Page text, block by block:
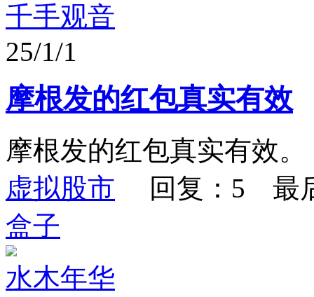
千手观音
25/1/1
摩根发的红包真实有效
摩根发的红包真实有效。
虚拟股市 回复：5 最
盒子
水木年华